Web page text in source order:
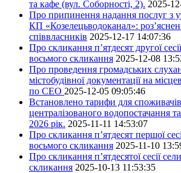
та кафе (вул. Соборності, 2). 2025-
Про припинення надання послуг з
КП «Козелецьводоканал»:
співвласників 2025-12-17 14:07:36
Про скликання п’ятдесят другої
восьмого скликання 2025-12-08
Про проведення громадських
містобудівної документації на
по СЕО 2025-12-05 09:05:46
Встановлено тарифи для
централізованого водопостачання
2026 рік. 2025-11-11 14:53:07
Про скликання п’ятдесят першої
восьмого скликання 2025-11-10
Про скликання п’ятдесятої сесії
скликання 2025-10-13 11:53:35